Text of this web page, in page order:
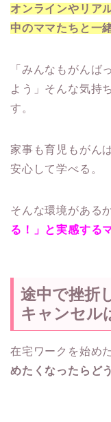
オンラインやリア
中のママたちと一
「みんなもがんば
よう」そんな気持
す。
家事も育児もがん
安心して学べる。
そんな環境がある
る！」と実感する
途中で挫折
キャンセル
在宅ワークを始め
めたくなったらど